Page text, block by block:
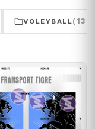
VOLEYBALL (132)